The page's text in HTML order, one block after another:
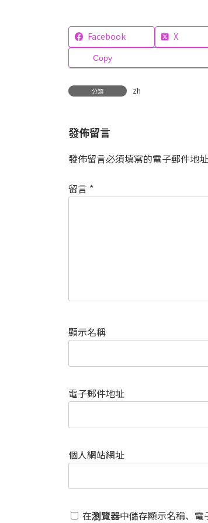
Facebook X
Copy
分類 zh
發佈留言
發佈留言必須填寫的電子郵件地址
留言 *
顯示名稱
電子郵件地址
個人網站網址
在瀏覽器中儲存顯示名稱、電